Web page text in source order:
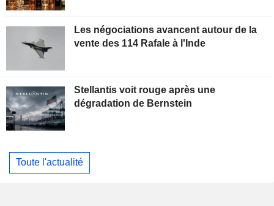
Les négociations avancent autour de la
vente des 114 Rafale à l'Inde
Stellantis voit rouge après une
dégradation de Bernstein
Toute l'actualité